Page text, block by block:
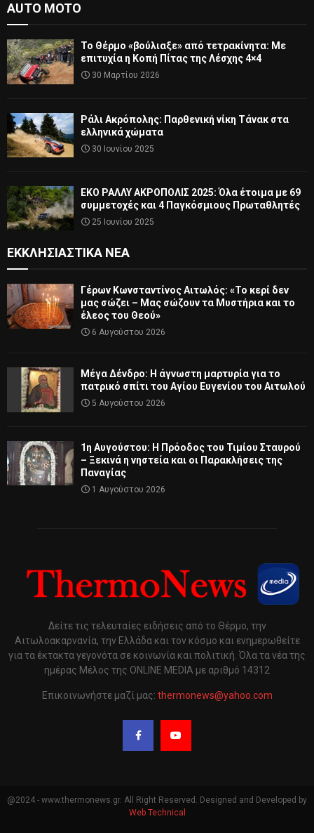
AUTO MOTO
Το Θέρμο «βούλιαξε» από τετρακίνητα: Με
επιτυχία η Κοπή Πίτας της Λέσχης 4×4
30 Μαρτίου 2026
Ράλι Ακρόπολης: Παρθενική νίκη Τάνακ στα
ελληνικά χώματα
30 Ιουνίου 2025
ΕΚΟ ΡΑΛΛΥ ΑΚΡΟΠΟΛΙΣ 2025: Όλα έτοιμα με 69
συμμετοχές και 4 Παγκόσμιους Πρωταθλητές
25 Ιουνίου 2025
ΕΚΚΛΗΣΙΑΣΤΙΚΆ ΝΈΑ
Γέρων Κωνσταντίνος Αιτωλός: «Το κερί δεν
μας σώζει – Μας σώζουν τα Μυστήρια και το
έλεος του Θεού»
6 Αυγούστου 2026
Μέγα Δένδρο: Η άγνωστη μαρτυρία για το
πατρικό σπίτι του Αγίου Ευγενίου του Αιτωλού
5 Αυγούστου 2026
1η Αυγούστου: Η Πρόοδος του Τιμίου Σταυρού
– Ξεκινά η νηστεία και οι Παρακλήσεις της
Παναγίας
1 Αυγούστου 2026
Δείτε τις τελευταίες ειδήσεις από το Θέρμο, την
Αιτωλοακαρνανία, την Ελλάδα και τον κόσμο και ενημερωθείτε
για τα έκτακτα γεγονότα σε κοινωνία και πολιτική. Όλα τα νέα της
ημέρας Μέλος της ONLINE MEDIA με αριθμό 14312
Επικοινωνήστε μαζί μας: thermonews@yahoo.com
@2024 - www.thermonews.gr. All Right Reserved. Designed and Developed by
Web Technical